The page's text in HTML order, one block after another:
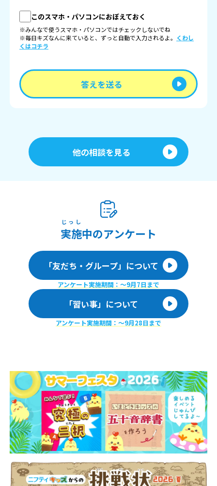
このスマホ・パソコンにおぼえておく
※みんなで使うスマホ・パソコンではチェックしないでね
※毎日キズなんに来ていると、ずっと自動で入力されるよ。 くわし
くはコチラ
答えを送る
他の相談を見る
実施
じっし
中のアンケート
「友だち・グループ」について
アンケート実施期間：〜9月7日まで
「習い事」について
アンケート実施期間：〜9月28日まで